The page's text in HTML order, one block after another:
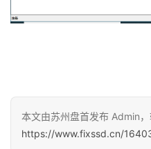
本文由苏州盘首发布 Admin，
https://www.fixssd.cn/